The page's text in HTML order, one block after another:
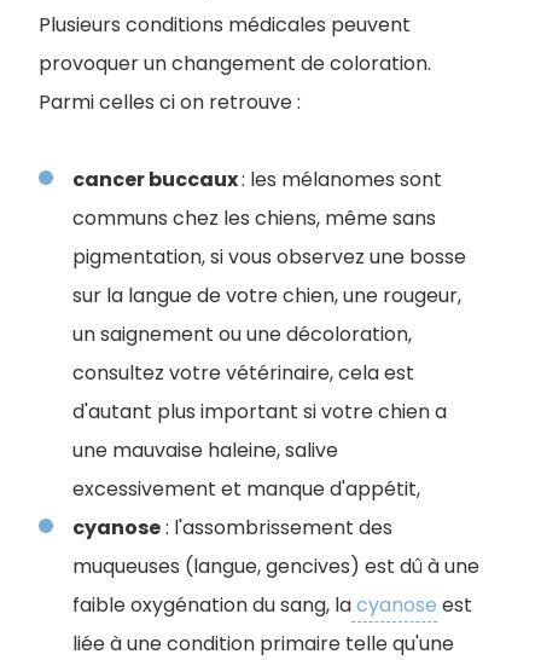
Plusieurs conditions médicales peuvent
provoquer un changement de coloration.
Parmi celles ci on retrouve :
cancer buccaux: les mélanomes sont
communs chez les chiens, même sans
pigmentation, si vous observez une bosse
sur la langue de votre chien, une rougeur,
un saignement ou une décoloration,
consultez votre vétérinaire, cela est
d'autant plus important si votre chien a
une mauvaise haleine, salive
excessivement et manque d'appétit,
cyanose: l'assombrissement des
muqueuses (langue, gencives) est dû à une
faible oxygénation du sang, lacyanose est
liée à une condition primaire telle qu'une